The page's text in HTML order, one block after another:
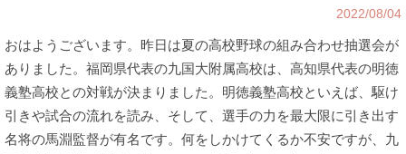
2022/08/04
おはようございます。昨日は夏の高校野球の組み合わせ抽選会が
ありました。福岡県代表の九国大附属高校は、高知県代表の明徳
義塾高校との対戦が決まりました。明徳義塾高校といえば、駆け
引きや試合の流れを読み、そして、選手の力を最大限に引き出す
名将の馬淵監督が有名です。何をしかけてくるか不安ですが、九